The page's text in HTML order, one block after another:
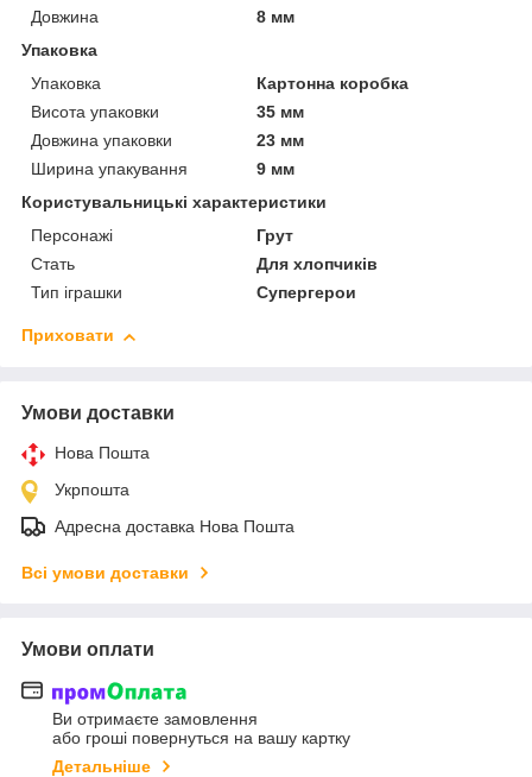
Довжина
8 мм
Упаковка
Упаковка
Картонна коробка
Висота упаковки
35 мм
Довжина упаковки
23 мм
Ширина упакування
9 мм
Користувальницькі характеристики
Персонажі
Грут
Стать
Для хлопчиків
Тип іграшки
Супергерои
Приховати
Умови доставки
Нова Пошта
Укрпошта
Адресна доставка Нова Пошта
Всі умови доставки
Умови оплати
Ви отримаєте замовлення
або гроші повернуться на вашу картку
Детальніше